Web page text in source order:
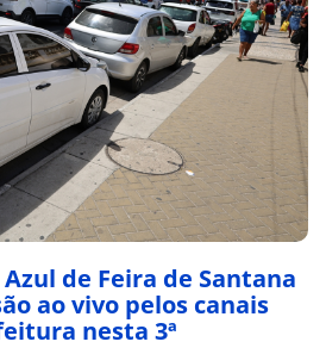
de Feira de Santana
ao vivo pelos canais
nesta 3ª